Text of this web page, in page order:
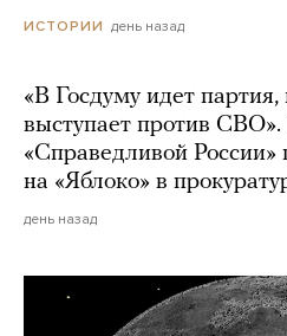
ИСТОРИИ день назад
«В Госдуму идет партия,
выступает против СВО».
«Справедливой России»
на «Яблоко» в
день назад